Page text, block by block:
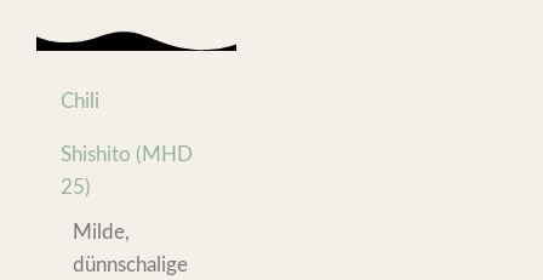
Chili
Shishito (MHD
25)
Milde,
dünnschalige